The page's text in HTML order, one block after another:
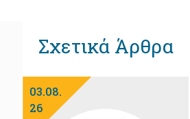
Σχετικά Άρθρα
03.08.
26